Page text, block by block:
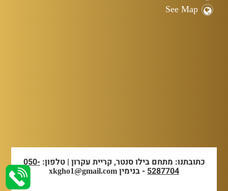
See Map
כתובתנו: מתחם בילו סנטר, קריית עקרון | טלפון:050-
5287704- בנימין xkgho1@gmail.com